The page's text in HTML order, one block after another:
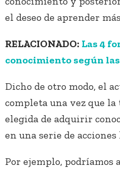
el deseo de aprender
RELACIONADO: Las 4
conocimiento según las
Dicho de otro modo, el
completa una vez que
elegida de adquirir
en una serie de
Por ejemplo, podríamos